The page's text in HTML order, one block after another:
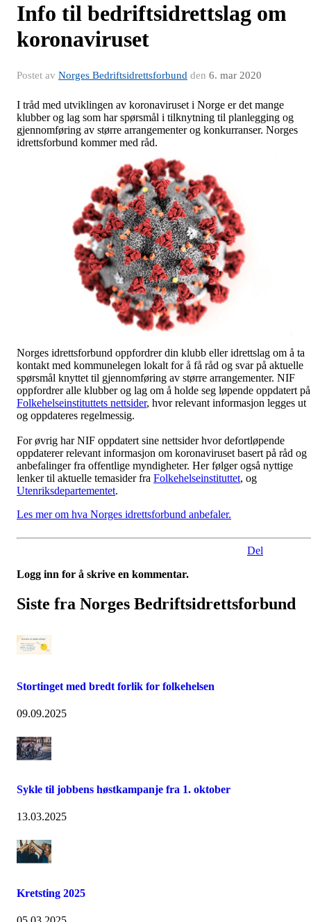
Info til bedriftsidrettslag om
koronaviruset
Postet av Norges Bedriftsidrettsforbund den 6. mar 2020
I tråd med utviklingen av koronaviruset i Norge er det mange
klubber og lag som har spørsmål i tilknytning til planlegging og
gjennomføring av større arrangementer og konkurranser. Norges
idrettsforbund kommer med råd.
Norges idrettsforbund oppfordrer din klubb eller idrettslag om å ta
kontakt med kommunelegen lokalt for å få råd og svar på aktuelle
spørsmål knyttet til gjennomføring av større arrangementer. NIF
oppfordrer alle klubber og lag om å holde seg løpende oppdatert på
Folkehelseinstituttets nettsider, hvor relevant informasjon legges ut
og oppdateres regelmessig.
For øvrig har NIF oppdatert sine nettsider hvor defortløpende
oppdaterer relevant informasjon om koronaviruset basert på råd og
anbefalinger fra offentlige myndigheter. Her følger også nyttige
lenker til aktuelle temasider fra Folkehelseinstituttet, og
Utenriksdepartementet.
Les mer om hva Norges idrettsforbund anbefaler.
Del
Logg inn for å skrive en kommentar.
Siste fra Norges Bedriftsidrettsforbund
Stortinget med bredt forlik for folkehelsen
09.09.2025
Sykle til jobbens høstkampanje fra 1. oktober
13.03.2025
Kretsting 2025